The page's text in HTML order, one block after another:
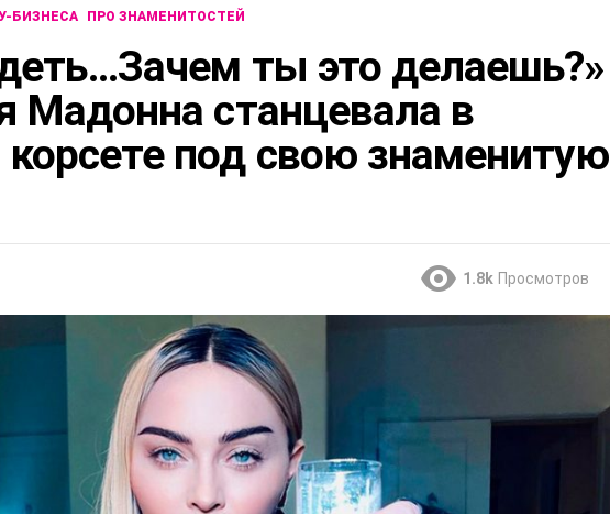
БИЗНЕСА ПРО ЗНАМЕНИТОСТЕЙ
ты это делаешь?»
Мадонна станцевала в
под свою знаменитую
1.8k Просмотров